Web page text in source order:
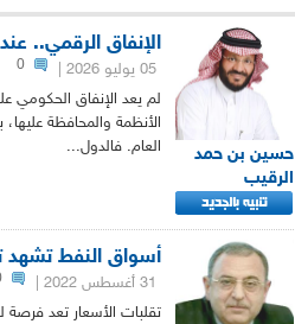
حسين بن حمد
الرقيب
الإنفاق الرقمي..
05 يوليو 2026 0
لم يعد الإنفاق الحكومي
الأنظمة والمحافظة
العام. فالدول...
أسواق النفط تشهد
31 أغسطس 2022
تقلبات الأسعار تعد